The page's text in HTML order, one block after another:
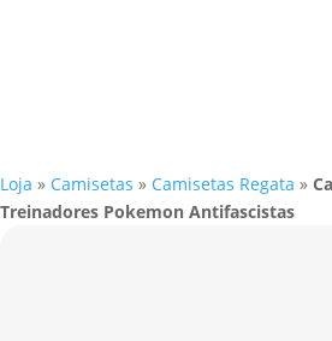
Loja » Camisetas » Camisetas Regata »
Treinadores Pokemon Antifascistas